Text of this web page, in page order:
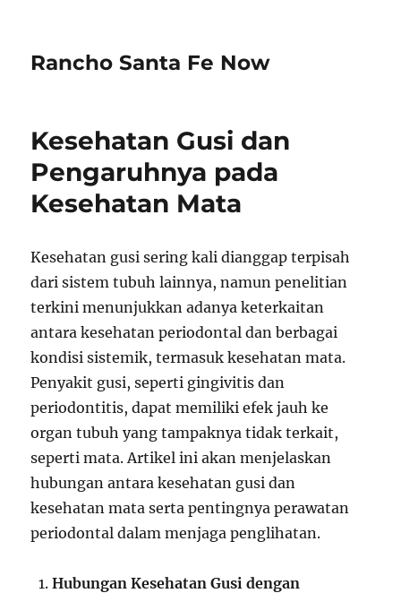
Rancho Santa Fe Now
Kesehatan Gusi dan
Pengaruhnya pada
Kesehatan Mata
Kesehatan gusi sering kali dianggap terpisah
dari sistem tubuh lainnya, namun penelitian
terkini menunjukkan adanya keterkaitan
antara kesehatan periodontal dan berbagai
kondisi sistemik, termasuk kesehatan mata.
Penyakit gusi, seperti gingivitis dan
periodontitis, dapat memiliki efek jauh ke
organ tubuh yang tampaknya tidak terkait,
seperti mata. Artikel ini akan menjelaskan
hubungan antara kesehatan gusi dan
kesehatan mata serta pentingnya perawatan
periodontal dalam menjaga penglihatan.
Hubungan Kesehatan Gusi dengan